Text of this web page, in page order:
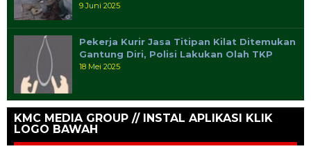
9 Juni 2025
Pekerja Kurir Jasa Titipan Kilat Ditemukan
Gantung Diri, Polisi Lakukan Olah TKP
18 Mei 2025
KMC MEDIA GROUP // INSTAL APLIKASI KLIK
LOGO BAWAH